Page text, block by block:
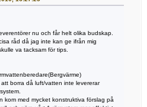
nu och får helt olika budskap.
råd då jag inte kan ge ifrån mig
va tacksam för tips.
borra då luft/vatten inte levererar
kom med mycket konstruktiva förslag på